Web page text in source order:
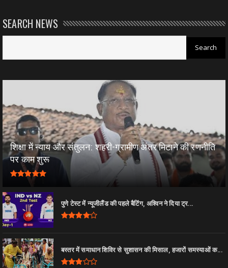
SEARCH NEWS
शिक्षा में न्याय और संतुलन: शहरी-ग्रामीण अंतर मिटाने की रणनीति
पर काम शुरू
पुणे टेस्ट में न्यूजीलैंड की पहले बैटिंग, अश्विन ने दिया ट्र...
बस्तर में समाधान शिविर से सुशासन की मिसाल, हजारों समस्याओं क...